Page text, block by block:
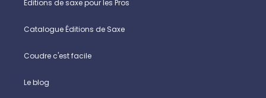
Editions de saxe pour les Pros
Catalogue Éditions de Saxe
Coudre c'est facile
Le blog